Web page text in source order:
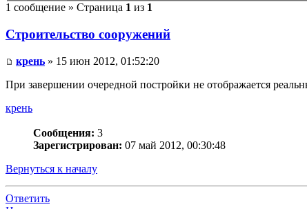
1 сообщение » Страница 1 из 1
Строительство сооружений
крень » 15 июн 2012, 01:52:20
При завершении очередной постройки не отображается
крень
Сообщения: 3
Зарегистрирован: 07 май 2012, 00:30:48
Вернуться к началу
Ответить